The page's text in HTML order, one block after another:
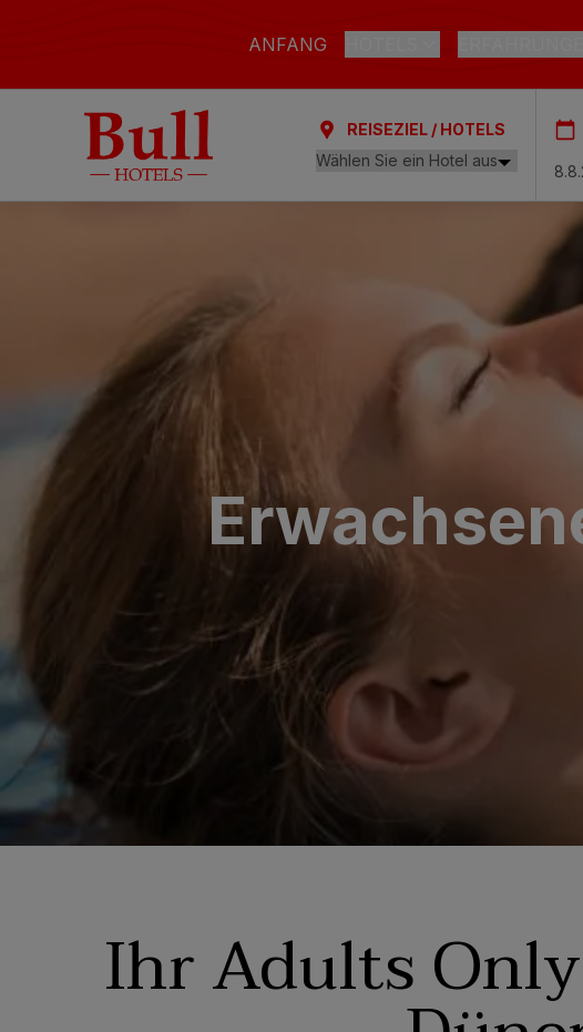
ANFANG
LAS PALMAS DE GRAN
Bull Astoria
Bull Reina Isabel & Spa
Bull Dorado Beach & Spa
PLAYA DEL INGLÉS
Bull Eugenia Victoria & Spa
Bull Vital Suites & Spa –
SAN AGUSTÍN
Bull Costa Canaria & Spa
ALL INCLUSIVE
REISEZIEL / HOTELS
Ihr Adults